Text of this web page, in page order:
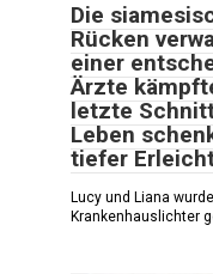
Die
Rücken
einer
Ärzte
letzte
Leben
tiefer
Lucy und Liana
Krankenhauslichter